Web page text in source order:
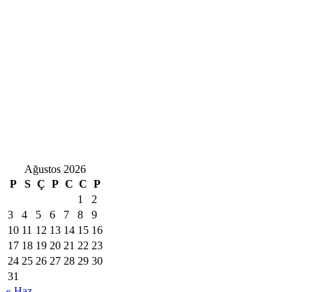
Ağustos 2026
P
S Ç P C C P
1
2
3
4 5 6 7 8
9
10 11 12 13 14 15 16
17 18 19 20 21 22 23
24 25 26 27 28 29 30
31